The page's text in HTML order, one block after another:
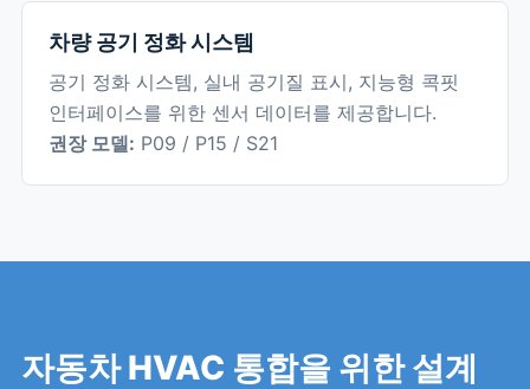
차량 공기 정화 시스템
공기 정화 시스템, 실내 공기질 표시, 지능형 콕핏
인터페이스를 위한 센서 데이터를 제공합니다.
권장 모델: P09 / P15 / S21
자동차 HVAC 통합을 위한 설계